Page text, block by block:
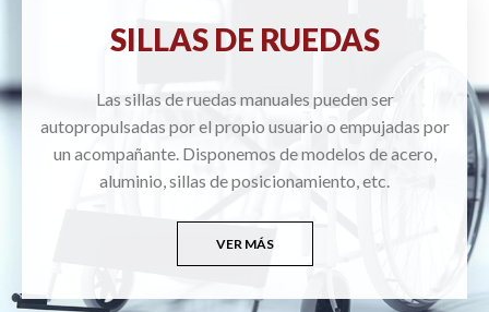
SILLAS DE RUEDAS
Las sillas de ruedas manuales pueden ser
autopropulsadas por el propio usuario o empujadas por
un acompañante. Disponemos de modelos de acero,
aluminio, sillas de posicionamiento, etc.
VER MÁS